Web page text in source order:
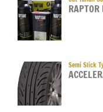
RAPTOR
Semi Slick